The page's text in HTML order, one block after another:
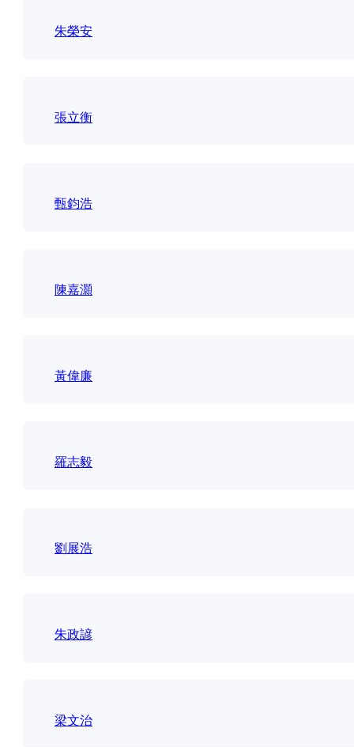
朱榮安
張立衡
甄鈞浩
陳嘉灝
黃偉廉
羅志毅
劉展浩
朱政諺
梁文治